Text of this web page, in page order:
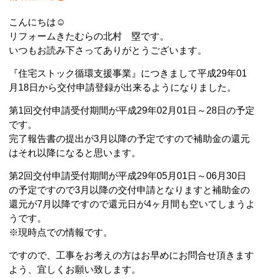
こんにちは☺
リフォームきたむらの北村 塁です。
いつもお読み下さってありがとうございます。
『住宅ストック循環支援事業』につきまして平成29年01
月18日から交付申請登録が出来るようになりました。
第1回交付申請受付期間が平成29年02月01日～28日の予定
です。
完了報告書の提出が3月以降の予定ですので補助金の還元
はそれ以降になると思います。
第2回交付申請受付期間が平成29年05月01日～06月30日
の予定ですので3月以降の交付申請となりますと補助金の
還元が7月以降ですので還元日が4ヶ月間も空いてしまうよ
うです。
※現時点での情報です。
ですので、工事をお考えの方はお早めにお問合せ頂きます
よう、宜しくお願い致します。